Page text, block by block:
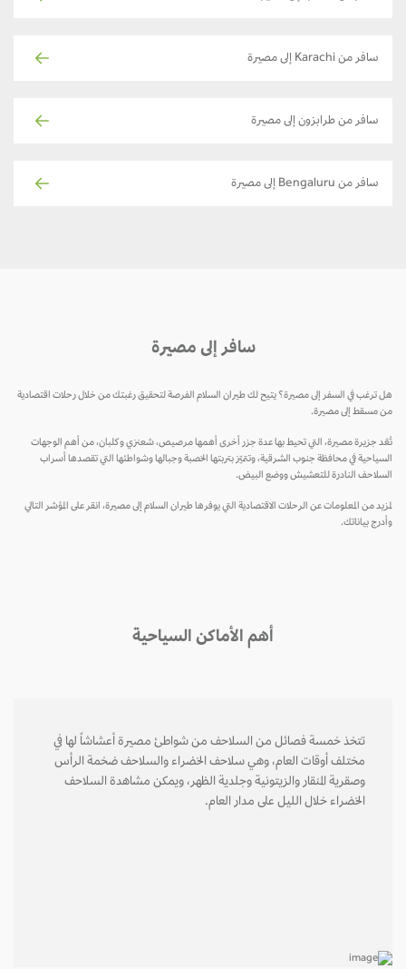
سافر من Karachi إلى مصيرة
سافر من طرابزون إلى مصيرة
سافر من Bengaluru إلى مصيرة
سافر إلى مصيرة
هل ترغب في السفر إلى مصيرة؟ يتيح لك طيران السلام الفرصة لتحقيق رغبتك من خلال رحلات اقتصادية
من مسقط إلى مصيرة.
تُعّد جزيرة مصيرة، التي تحيط بها عدة جزر أخرى أهمها مرصيص، شعنزي وكلبان، من أهم الوجهات
السياحية في محافظة جنوب الشرقية، وتتميّز بتربتها الخصبة وجبالها وشواطئها التي تقصدها أسراب
السلاحف النادرة للتعشيش ووضع البيض.
لمزيد من المعلومات عن الرحلات الاقتصادية التي يوفرها طيران السلام إلى مصيرة، انقر على المؤشر التالي
وأدرج بياناتك.
أهم الأماكن السياحية
تتخذ خمسة فصائل من السلاحف من شواطئ مصيرة أعشاشاً لها في
مختلف أوقات العام، وهي سلاحف الخضراء والسلاحف ضخمة الرأس
وصقرية المنقار والزيتونية وجلدية الظهر، ويمكن مشاهدة السلاحف
الخضراء خلال الليل على مدار العام.